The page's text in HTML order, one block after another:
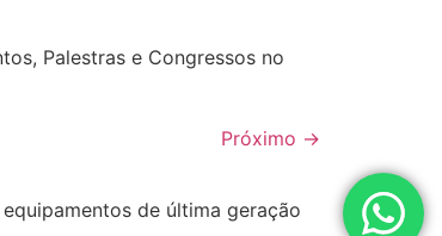
Palestras e Congressos no
Próximo →
de última geração